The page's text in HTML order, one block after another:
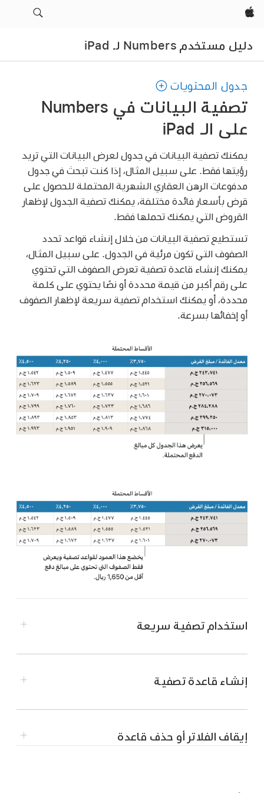
Apple‏
دليل مستخدم Numbers لـ iPad
جدول المحتويات
تصفية البيانات في Numbers
على الـ iPad
يمكنك تصفية البيانات في جدول لعرض البيانات التي تريد
رؤيتها فقط. على سبيل المثال، إذا كنت تبحث في جدول
مدفوعات الرهن العقاري الشهرية المحتملة للحصول على
قرض بأسعار فائدة مختلفة، يمكنك تصفية الجدول لإظهار
القروض التي يمكنك تحملها فقط.
تستطيع تصفية البيانات من خلال إنشاء قواعد تحدد
الصفوف التي تكون مرئية في الجدول. على سبيل المثال،
يمكنك إنشاء قاعدة تصفية تعرض الصفوف التي تحتوي
على رقم أكبر من قيمة محددة أو نصًا يحتوي على كلمة
محددة، أو يمكنك استخدام تصفية سريعة لإظهار الصفوف
أو إخفائها بسرعة.
استخدام تصفية سريعة
افتح جدول بيانات، ثم حدد عمودًا أو خلية.
إنشاء قاعدة تصفية
إيقاف الفلاتر أو حذف قاعدة